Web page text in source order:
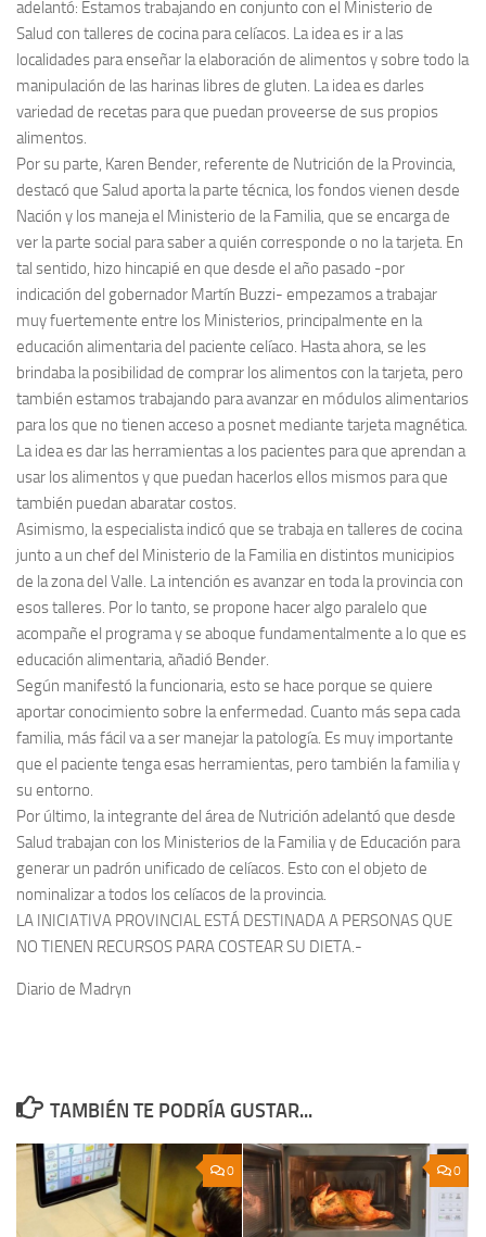
adelantó: Estamos trabajando en conjunto con el Ministerio de
Salud con talleres de cocina para celíacos. La idea es ir a las
localidades para enseñar la elaboración de alimentos y sobre todo la
manipulación de las harinas libres de gluten. La idea es darles
variedad de recetas para que puedan proveerse de sus propios
alimentos.
Por su parte, Karen Bender, referente de Nutrición de la Provincia,
destacó que Salud aporta la parte técnica, los fondos vienen desde
Nación y los maneja el Ministerio de la Familia, que se encarga de
ver la parte social para saber a quién corresponde o no la tarjeta. En
tal sentido, hizo hincapié en que desde el año pasado -por
indicación del gobernador Martín Buzzi- empezamos a trabajar
muy fuertemente entre los Ministerios, principalmente en la
educación alimentaria del paciente celíaco. Hasta ahora, se les
brindaba la posibilidad de comprar los alimentos con la tarjeta, pero
también estamos trabajando para avanzar en módulos alimentarios
para los que no tienen acceso a posnet mediante tarjeta magnética.
La idea es dar las herramientas a los pacientes para que aprendan a
usar los alimentos y que puedan hacerlos ellos mismos para que
también puedan abaratar costos.
Asimismo, la especialista indicó que se trabaja en talleres de cocina
junto a un chef del Ministerio de la Familia en distintos municipios
de la zona del Valle. La intención es avanzar en toda la provincia con
esos talleres. Por lo tanto, se propone hacer algo paralelo que
acompañe el programa y se aboque fundamentalmente a lo que es
educación alimentaria, añadió Bender.
Según manifestó la funcionaria, esto se hace porque se quiere
aportar conocimiento sobre la enfermedad. Cuanto más sepa cada
familia, más fácil va a ser manejar la patología. Es muy importante
que el paciente tenga esas herramientas, pero también la familia y
su entorno.
Por último, la integrante del área de Nutrición adelantó que desde
Salud trabajan con los Ministerios de la Familia y de Educación para
generar un padrón unificado de celíacos. Esto con el objeto de
nominalizar a todos los celíacos de la provincia.
LA INICIATIVA PROVINCIAL ESTÁ DESTINADA A PERSONAS QUE
NO TIENEN RECURSOS PARA COSTEAR SU DIETA.-
Diario de Madryn
TAMBIÉN TE PODRÍA GUSTAR...
0 0